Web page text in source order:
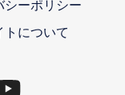
シーポリシー
トについて